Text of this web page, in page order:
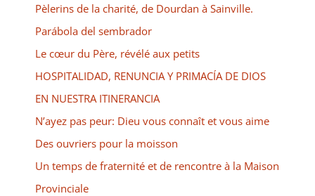
Pèlerins de la charité, de Dourdan à Sainville.
Parábola del sembrador
Le cœur du Père, révélé aux petits
HOSPITALIDAD, RENUNCIA Y PRIMACÍA DE DIOS
EN NUESTRA ITINERANCIA
N’ayez pas peur: Dieu vous connaît et vous aime
Des ouvriers pour la moisson
Un temps de fraternité et de rencontre à la Maison
Provinciale